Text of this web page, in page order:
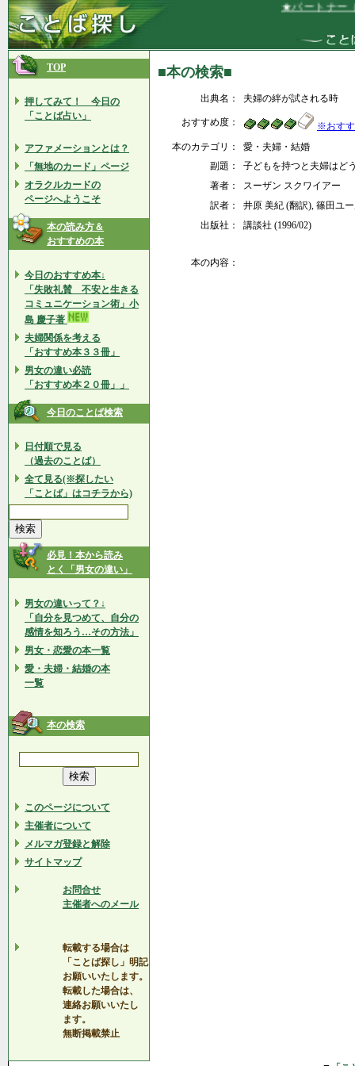
★パートナー（
TOP
押してみて！ 今日の
「ことば占い」
アファメーションとは？
「無地のカード」ページ
オラクルカードの
ページへようこそ
本の読み方＆
おすすめの本
今日のおすすめ本↓
「失敗礼賛 不安と生きる
コミュニケーション術」小
島 慶子著
夫婦関係を考える
「おすすめ本３３冊」
男女の違い必読
「おすすめ本２０冊」」
今日のことば検索
日付順で見る
（過去のことば）
全て見る(※探したい
「ことば」はコチラから)
必見！本から読み
とく「男女の違い」
男女の違いって？↓
「自分を見つめて、自分の
感情を知ろう…その方法」
男女・恋愛の本一覧
愛・夫婦・結婚の本
一覧
本の検索
このページについて
主催者について
メルマガ登録と解除
サイトマップ
お問合せ
主催者へのメール
転載する場合は
「ことば探し」明記
お願いいたします。
転載した場合は、
連絡お願いいたし
ます。
無断掲載禁止
■本の検索■
出典名： 夫婦の絆が試される時
おすすめ度：
※おす
本のカテゴリ：
愛・夫婦・結婚
副題：
子どもを持つと夫婦はど
著者：
スーザン スクワイアー
訳者：
井原 美紀 (翻訳), 篠田ユ
出版社：
講談社 (1996/02)
本の内容：